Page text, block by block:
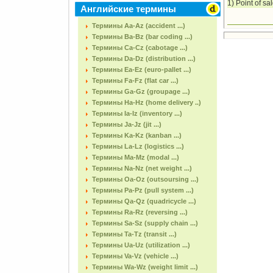
Английские термины
Термины Aa-Az (accident ...)
Термины Ba-Bz (bar coding ...)
Термины Ca-Cz (cabotage ...)
Термины Da-Dz (distribution ...)
Термины Ea-Ez (euro-pallet ...)
Термины Fa-Fz (flat car ...)
Термины Ga-Gz (groupage ...)
Термины Ha-Hz (home delivery ..)
Термины Ia-Iz (inventory ...)
Термины Ja-Jz (jit ...)
Термины Ka-Kz (kanban ...)
Термины La-Lz (logistics ...)
Термины Ma-Mz (modal ...)
Термины Na-Nz (net weight ...)
Термины Oa-Oz (outsoursing ...)
Термины Pa-Pz (pull system ...)
Термины Qa-Qz (quadricycle ...)
Термины Ra-Rz (reversing ...)
Термины Sa-Sz (supply chain ...)
Термины Ta-Tz (transit ...)
Термины Ua-Uz (utilization ...)
Термины Va-Vz (vehicle ...)
Термины Wa-Wz (weight limit ...)
1) Point of